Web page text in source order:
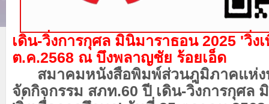
เดิน-วิ่งการกุศล​ มินิมาราธอน 2025​ 'วิ่ง
ต.ค.2568 ณ บึงพลาญชัย ร้อยเอ็ด
สมาคมหนังสือพิมพ์ส่วนภูมิภาคแห่งป
จัดกิจกรรม​ สภท.60 ปี​ เดิน-วิ่งการกุศล​